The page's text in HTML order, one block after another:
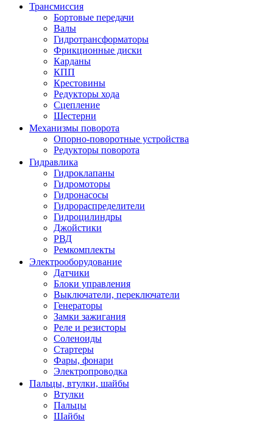
Трансмиссия
Бортовые передачи
Валы
Гидротрансформаторы
Фрикционные диски
Карданы
КПП
Крестовины
Редукторы хода
Сцепление
Шестерни
Механизмы поворота
Опорно-поворотные устройства
Редукторы поворота
Гидравлика
Гидроклапаны
Гидромоторы
Гидронасосы
Гидрораспределители
Гидроцилиндры
Джойстики
РВД
Ремкомплекты
Электрооборудование
Датчики
Блоки управления
Выключатели, переключатели
Генераторы
Замки зажигания
Реле и резисторы
Соленоиды
Стартеры
Фары, фонари
Электропроводка
Пальцы, втулки, шайбы
Втулки
Пальцы
Шайбы